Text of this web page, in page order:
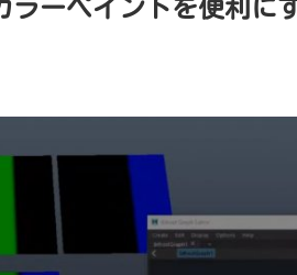
ーペイントを便利に